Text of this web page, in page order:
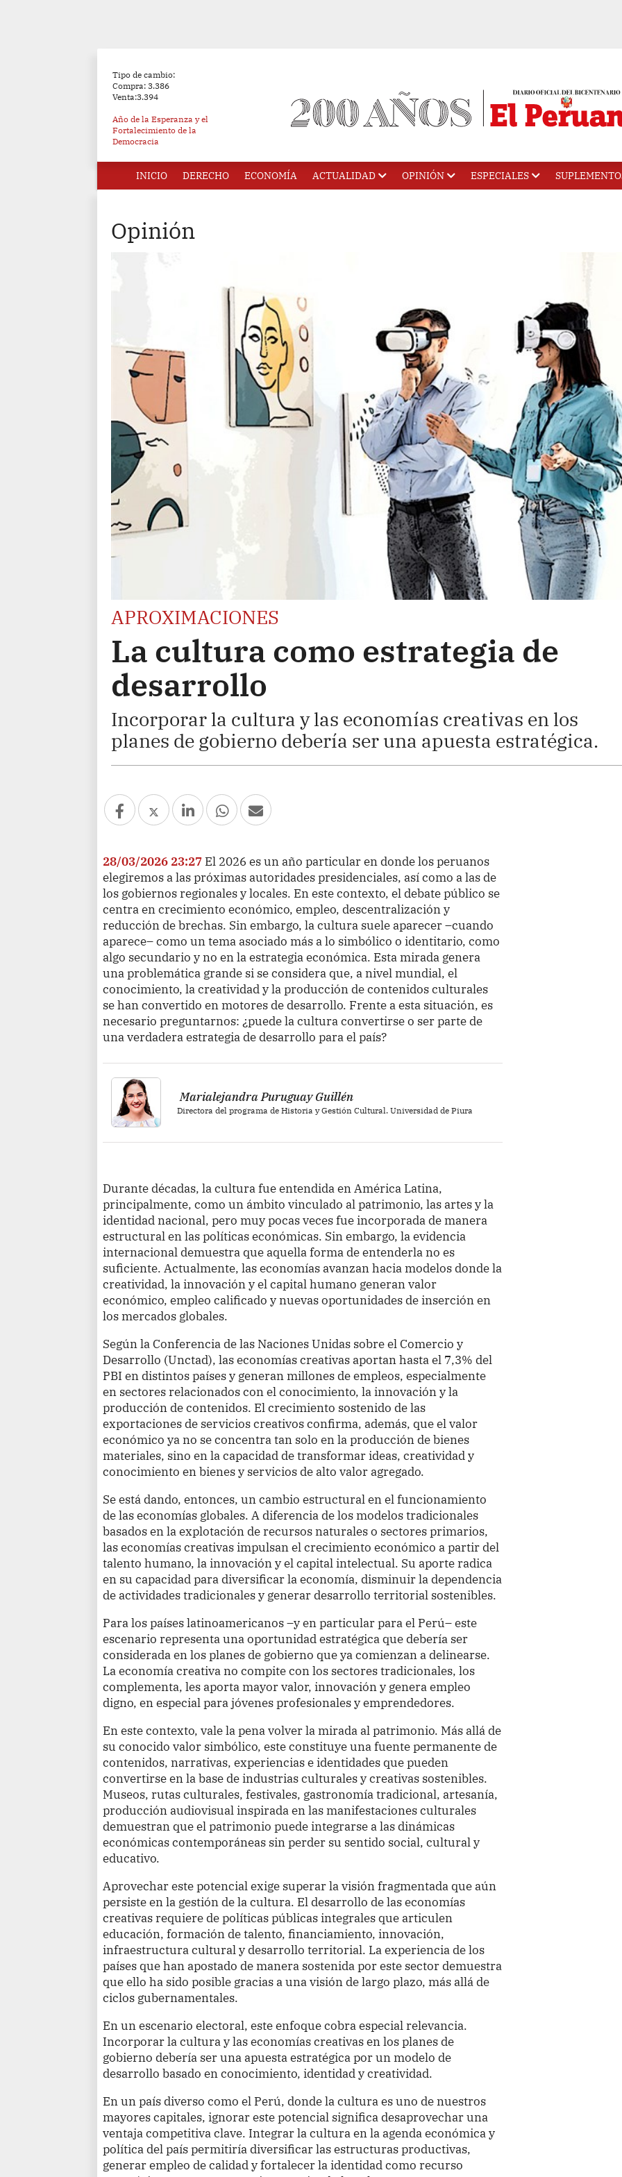
Tipo de cambio:
Compra: 3.386
Venta:3.394
Año de la Esperanza y el
Fortalecimiento de la
Democracia
INICIO DERECHO ECONOMÍA ACTUALIDAD OPINIÓN ESPECIALES
Opinión
APROXIMACIONES
La cultura como estrategia de
desarrollo
Incorporar la cultura y las economías creativas en los
planes de gobierno debería ser una apuesta estratégica.
28/03/2026 23:27 El 2026 es un año particular en donde los peruanos
elegiremos a las próximas autoridades presidenciales, así como a las de
los gobiernos regionales y locales. En este contexto, el debate público se
centra en crecimiento económico, empleo, descentralización y
reducción de brechas. Sin embargo, la cultura suele aparecer –cuando
aparece– como un tema asociado más a lo simbólico o identitario, como
algo secundario y no en la estrategia económica. Esta mirada genera
una problemática grande si se considera que, a nivel mundial, el
conocimiento, la creatividad y la producción de contenidos culturales
se han convertido en motores de desarrollo. Frente a esta situación, es
necesario preguntarnos: ¿puede la cultura convertirse o ser parte de
una verdadera estrategia de desarrollo para el país?
Marialejandra Puruguay Guillén
Directora del programa de Historia y Gestión Cultural. Universidad de Piura
Durante décadas, la cultura fue entendida en América Latina,
principalmente, como un ámbito vinculado al patrimonio, las artes y la
identidad nacional, pero muy pocas veces fue incorporada de manera
estructural en las políticas económicas. Sin embargo, la evidencia
internacional demuestra que aquella forma de entenderla no es
suficiente. Actualmente, las economías avanzan hacia modelos donde la
creatividad, la innovación y el capital humano generan valor
económico, empleo calificado y nuevas oportunidades de inserción en
los mercados globales.
Según la Conferencia de las Naciones Unidas sobre el Comercio y
Desarrollo (Unctad), las economías creativas aportan hasta el 7,3% del
PBI en distintos países y generan millones de empleos, especialmente
en sectores relacionados con el conocimiento, la innovación y la
producción de contenidos. El crecimiento sostenido de las
exportaciones de servicios creativos confirma, además, que el valor
económico ya no se concentra tan solo en la producción de bienes
materiales, sino en la capacidad de transformar ideas, creatividad y
conocimiento en bienes y servicios de alto valor agregado.
Se está dando, entonces, un cambio estructural en el funcionamiento
de las economías globales. A diferencia de los modelos tradicionales
basados en la explotación de recursos naturales o sectores primarios,
las economías creativas impulsan el crecimiento económico a partir del
talento humano, la innovación y el capital intelectual. Su aporte radica
en su capacidad para diversificar la economía, disminuir la dependencia
de actividades tradicionales y generar desarrollo territorial sostenibles.
Para los países latinoamericanos –y en particular para el Perú– este
escenario representa una oportunidad estratégica que debería ser
considerada en los planes de gobierno que ya comienzan a delinearse.
La economía creativa no compite con los sectores tradicionales, los
complementa, les aporta mayor valor, innovación y genera empleo
digno, en especial para jóvenes profesionales y emprendedores.
En este contexto, vale la pena volver la mirada al patrimonio. Más allá de
su conocido valor simbólico, este constituye una fuente permanente de
contenidos, narrativas, experiencias e identidades que pueden
convertirse en la base de industrias culturales y creativas sostenibles.
Museos, rutas culturales, festivales, gastronomía tradicional, artesanía,
producción audiovisual inspirada en las manifestaciones culturales
demuestran que el patrimonio puede integrarse a las dinámicas
económicas contemporáneas sin perder su sentido social, cultural y
educativo.
Aprovechar este potencial exige superar la visión fragmentada que aún
persiste en la gestión de la cultura. El desarrollo de las economías
creativas requiere de políticas públicas integrales que articulen
educación, formación de talento, financiamiento, innovación,
infraestructura cultural y desarrollo territorial. La experiencia de los
países que han apostado de manera sostenida por este sector demuestra
que ello ha sido posible gracias a una visión de largo plazo, más allá de
ciclos gubernamentales.
En un escenario electoral, este enfoque cobra especial relevancia.
Incorporar la cultura y las economías creativas en los planes de
gobierno debería ser una apuesta estratégica por un modelo de
desarrollo basado en conocimiento, identidad y creatividad.
En un país diverso como el Perú, donde la cultura es uno de nuestros
mayores capitales, ignorar este potencial significa desaprovechar una
ventaja competitiva clave. Integrar la cultura en la agenda económica y
política del país permitiría diversificar las estructuras productivas,
generar empleo de calidad y fortalecer la identidad como recurso